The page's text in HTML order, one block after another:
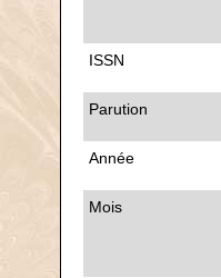
ISSN
Parution
Année
Mois